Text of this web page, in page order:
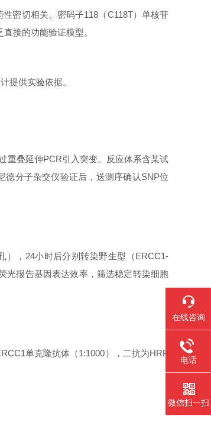
密切相关。密码子118（C118T）单核苷
接的功能验证模型。
提供实验依据。
重叠延伸PCR引入突变。反应体系含某试
分子杂交仪验证后，送测序确认SNP位
），24小时后分别转染野生型（ERCC1-
光报告基因表达效率，筛选稳定转染细胞
单克隆抗体（1:1000），二抗为HRP
在线咨询
电话
微信扫一扫